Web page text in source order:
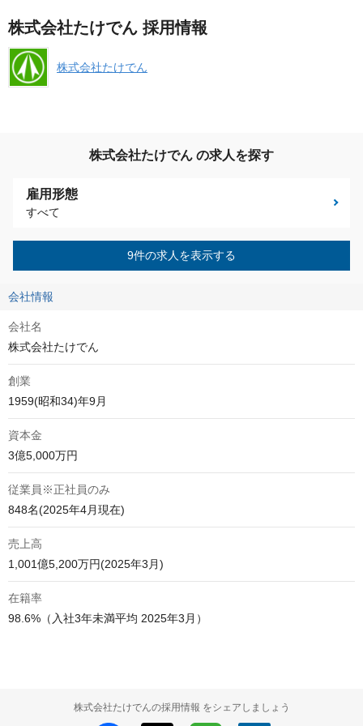
株式会社たけでん 採用情報
株式会社たけでん
株式会社たけでん の求人を探す
雇用形態
すべて
9件の求人を表示する
会社情報
会社名
株式会社たけでん
創業
1959(昭和34)年9月
資本金
3億5,000万円
従業員※正社員のみ
848名(2025年4月現在)
売上高
1,001億5,200万円(2025年3月)
在籍率
98.6%（入社3年未満平均 2025年3月）
株式会社たけでんの採用情報 をシェアしましょう